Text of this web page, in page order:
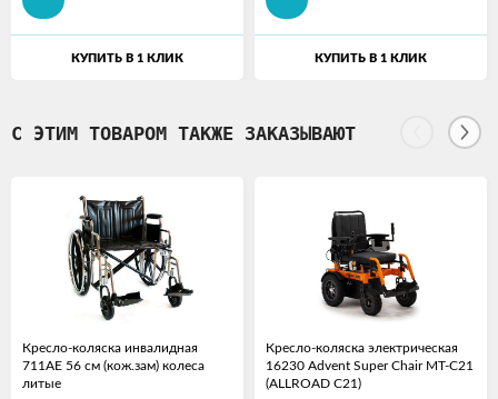
КУПИТЬ В 1 КЛИК КУПИТЬ В 1 КЛИК
С ЭТИМ ТОВАРОМ ТАКЖЕ ЗАКАЗЫВАЮТ
Кресло-коляска инвалидная
711AE 56 см (кож.зам) колеса
литые
Кресло-коляска электрическая
16230 Advent Super Chair MT-C21
(ALLROAD C21)